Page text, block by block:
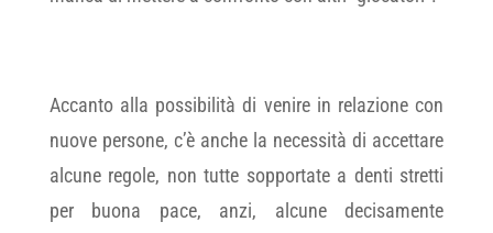
Accanto alla possibilità di venire in relazione con
nuove persone, c’è anche la necessità di accettare
alcune regole, non tutte sopportate a denti stretti
per buona pace, anzi, alcune decisamente